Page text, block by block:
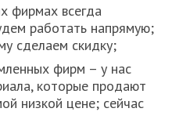
фирмах всегда
работать напрямую;
сделаем скидку;
фирм – у нас
которые продают
низкой цене; сейчас